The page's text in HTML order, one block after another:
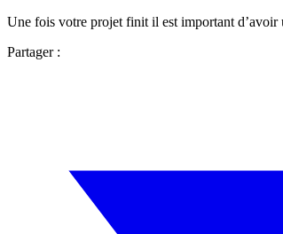
Une fois votre projet finit il est important d’avoir
Partager :